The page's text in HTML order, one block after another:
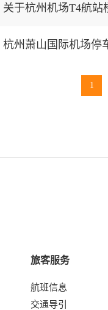
关于杭州机场T4航
杭州萧山国际机场停
1
旅客服务
航班信息
交通导引